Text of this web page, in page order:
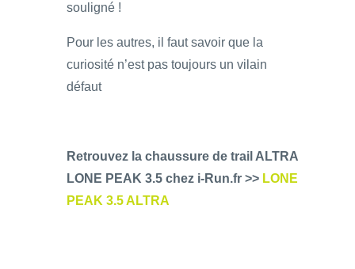
souligné !
Pour les autres, il faut savoir que la
curiosité n’est pas toujours un vilain
défaut
Retrouvez la chaussure de trail ALTRA
LONE PEAK 3.5 chez i-Run.fr >> LONE
PEAK 3.5 ALTRA